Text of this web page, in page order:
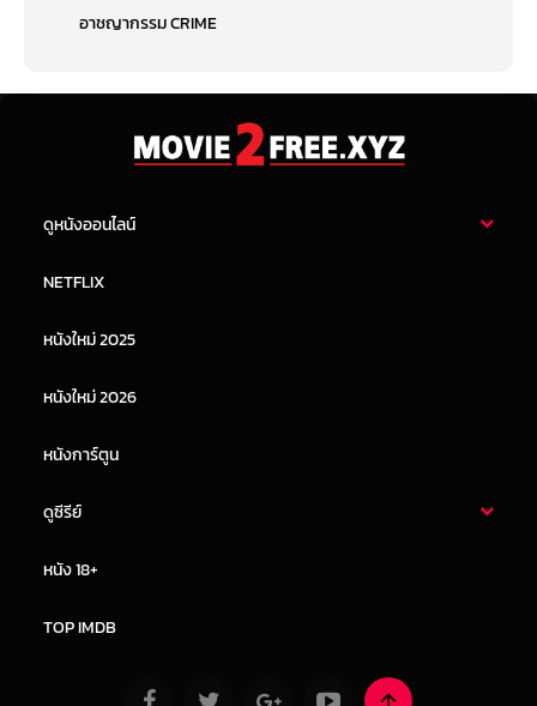
อาชญากรรม CRIME
ดูหนังออนไลน์
หนังจีน
NETFLIX
หนังใหม่ 2025
หนังใหม่ 2026
หนังการ์ตูน
ดูซีรีย์
หนัง 18+
TOP IMDB